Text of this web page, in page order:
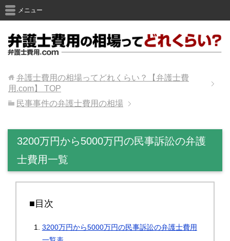
メニュー
弁護士費用の相場ってどれくらい？【弁護士費
用.com】
TOP
民事事件の弁護士費用の相場
3200万円から5000万円の民事訴訟の弁護
士費用一覧
■目次
3200万円から5000万円の民事訴訟の弁護士費用